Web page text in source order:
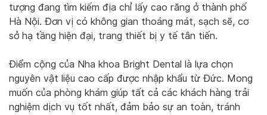
tượng đang tìm kiếm địa chỉ lấy cao răng ở thành phố
Hà Nội. Đơn vị có không gian thoáng mát, sạch sẽ, cơ
sở hạ tầng hiện đại, trang thiết bị y tế tân tiến.
Điểm cộng của Nha khoa Bright Dental là lựa chọn
nguyên vật liệu cao cấp được nhập khẩu từ Đức. Mong
muốn của phòng khám giúp tất cả các khách hàng trải
nghiệm dịch vụ tốt nhất, đảm bảo sự an toàn, tránh